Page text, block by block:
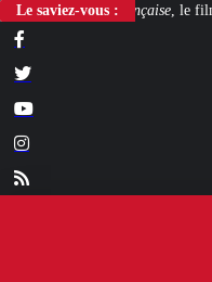
Le saviez-vous :
, le film de troupe qui ne manque